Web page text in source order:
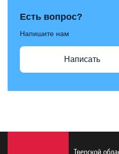
Есть вопрос?
Напишите нам
Написать